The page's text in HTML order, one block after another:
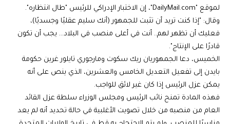
لموقع "DailyMail.com"، إن الاختبار الإدراكي للرئيس "طال انتظاره".
وقال: "إذا كنت تريد أن تثبت للجمهور (أنك سليم عقليًا وجسديًا)،
فعليك أن تظهر لهم.. أنت في أعلى منصب في البلاد… يجب أن تكون
قادرًا على الإنتاج".
الخميس، دعا الجمهوريان ريك سكوت ومارجوري تايلور غرين حكومة
بايدن إلى تفعيل التعديل الخامس والعشرين، الذي ينص على أنه
يمكن عزل الرئيس إذا كان غير لائق للواجب.
فهذه المادة تمنح نائب الرئيس ومجلس الوزراء سلطة عزل القائد
العام من منصبه من خلال تصويت الأغلبية في حالة تحديد أنه لم يعد